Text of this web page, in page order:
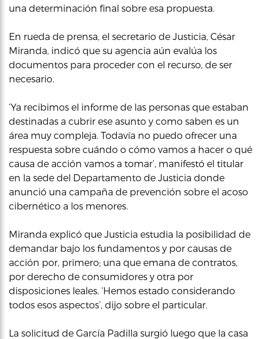
una determinación final sobre esa propuesta.
En rueda de prensa, el secretario de Justicia, César
Miranda, indicó que su agencia aún evalúa los
documentos para proceder con el recurso, de ser
necesario.
‘Ya recibimos el informe de las personas que estaban
destinadas a cubrir ese asunto y como saben es un
área muy compleja. Todavía no puedo ofrecer una
respuesta sobre cuándo o cómo vamos a hacer o qué
causa de acción vamos a tomar’, manifestó el titular
en la sede del Departamento de Justicia donde
anunció una campaña de prevención sobre el acoso
cibernético a los menores.
Miranda explicó que Justicia estudia la posibilidad de
demandar bajo los fundamentos y por causas de
acción por, primero; una que emana de contratos,
por derecho de consumidores y otra por
disposiciones leales. ‘Hemos estado considerando
todos esos aspectos’, dijo sobre el particular.
La solicitud de García Padilla surgió luego que la casa